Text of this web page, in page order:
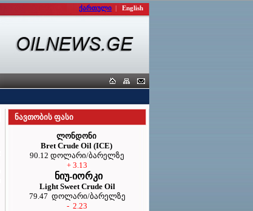
ქართული | English
ნავთობის ფასი
ლონდონი
Bret Crude Oil (ICE)
90.12 დოლარი/ბარელზე
+ 3.13
ნიუ-იორკი
Light Sweet Crude Oil
79.47 დოლარი/ბარელზე
- 2.23